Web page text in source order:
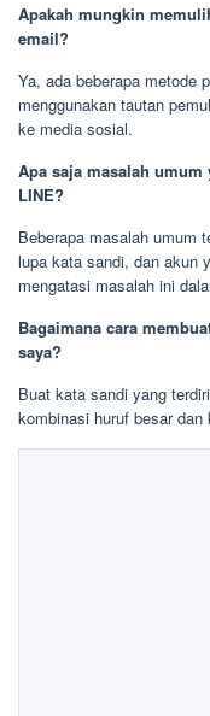
Apakah mungkin
email?
Ya, ada beberapa metode
menggunakan tautan
ke media sosial.
Apa saja masalah
LINE?
Beberapa masalah umum
lupa kata sandi, dan akun
mengatasi masalah ini
Bagaimana cara
saya?
Buat kata sandi yang
kombinasi huruf besar